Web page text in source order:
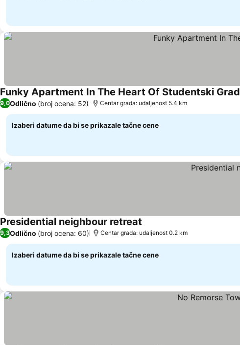
Funky Apartment In The Heart Of Studentski Grad
9,0Odlično (broj ocena: 52) Centar grada: udaljenost 5.4 km
Izaberi datume da bi se prikazale tačne cene
Presidential neighbour retreat
9,3Odlično (broj ocena: 60) Centar grada: udaljenost 0.2 km
Izaberi datume da bi se prikazale tačne cene